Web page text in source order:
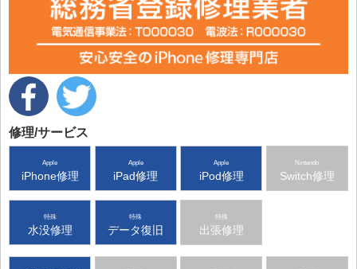
修理/サービス
Apple
iPhone修理
Apple
iPad修理
Apple
iPod修理
Nintendo
Switch修理
特殊
水没修理
特殊
データ復旧
特殊
出張修理